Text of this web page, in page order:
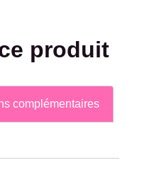
produit
complémentaires